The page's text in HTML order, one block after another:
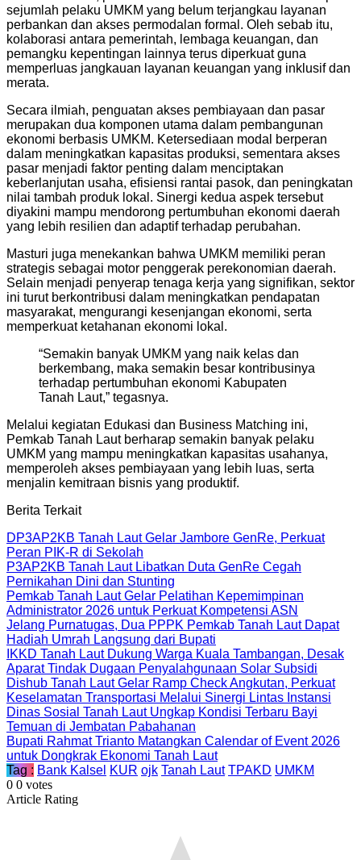
sejumlah pelaku UMKM yang belum terjangkau layanan
perbankan dan akses permodalan formal. Oleh sebab itu,
kolaborasi antara pemerintah, lembaga keuangan, dan
pemangku kepentingan lainnya terus diperkuat guna
memperluas jangkauan layanan keuangan yang inklusif dan
merata.
Secara ilmiah, penguatan akses pembiayaan dan pasar
merupakan dua komponen utama dalam pembangunan
ekonomi berbasis UMKM. Ketersediaan modal berperan
dalam meningkatkan kapasitas produksi, sementara akses
pasar menjadi faktor penting dalam menciptakan
keberlanjutan usaha, efisiensi rantai pasok, dan peningkatan
nilai tambah produk lokal. Sinergi kedua aspek tersebut
diyakini mampu mendorong pertumbuhan ekonomi daerah
yang lebih resilien dan adaptif terhadap perubahan.
Masturi juga menekankan bahwa UMKM memiliki peran
strategis sebagai motor penggerak perekonomian daerah.
Selain menjadi penyerap tenaga kerja yang signifikan, sektor
ini turut berkontribusi dalam meningkatkan pendapatan
masyarakat, mengurangi kesenjangan ekonomi, serta
memperkuat ketahanan ekonomi lokal.
“Semakin banyak UMKM yang naik kelas dan
berkembang, maka semakin besar kontribusinya
terhadap pertumbuhan ekonomi Kabupaten
Tanah Laut,” tegasnya.
Melalui kegiatan Edukasi dan Business Matching ini,
Pemkab Tanah Laut berharap semakin banyak pelaku
UMKM yang mampu meningkatkan kapasitas usahanya,
memperoleh akses pembiayaan yang lebih luas, serta
menjalin kemitraan bisnis yang produktif.
Berita Terkait
DP3AP2KB Tanah Laut Gelar Jambore GenRe, Perkuat
Peran PIK-R di Sekolah
P3AP2KB Tanah Laut Libatkan Duta GenRe Cegah
Pernikahan Dini dan Stunting
Pemkab Tanah Laut Gelar Pelatihan Kepemimpinan
Administrator 2026 untuk Perkuat Kompetensi ASN
Jelang Purnatugas, Dua PPPK Pemkab Tanah Laut Dapat
Hadiah Umrah Langsung dari Bupati
IKKD Tanah Laut Dukung Warga Kuala Tambangan, Desak
Aparat Tindak Dugaan Penyalahgunaan Solar Subsidi
Dishub Tanah Laut Gelar Ramp Check Angkutan, Perkuat
Keselamatan Transportasi Melalui Sinergi Lintas Instansi
Dinas Sosial Tanah Laut Ungkap Kondisi Terbaru Bayi
Temuan di Jembatan Pabahanan
Bupati Rahmat Trianto Matangkan Calendar of Event 2026
untuk Dongkrak Ekonomi Tanah Laut
Tag : Bank Kalsel KUR ojk Tanah Laut TPAKD UMKM
0 0 votes
Article Rating